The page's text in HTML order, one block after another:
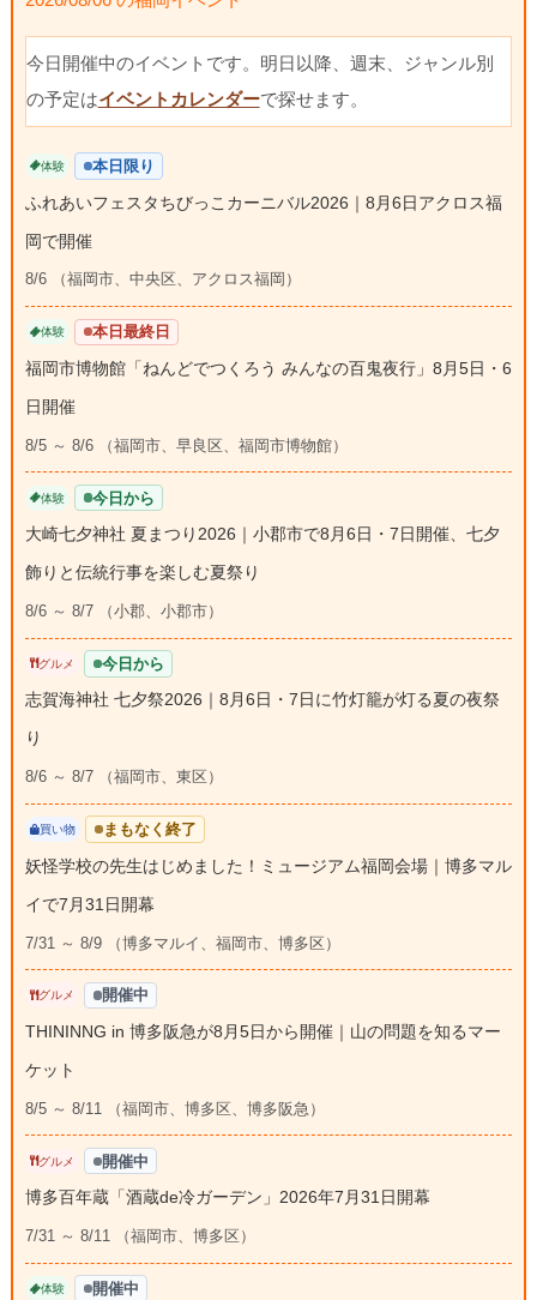
今日開催中のイベントです。明日以降、週末、ジャンル別
の予定はイベントカレンダーで探せます。
体験 本日限り
ふれあいフェスタちびっこカーニバル2026｜8月6日アクロス福
岡で開催
8/6 （福岡市、中央区、アクロス福岡）
体験 本日最終日
福岡市博物館「ねんどでつくろう みんなの百鬼夜行」8月5日・6
日開催
8/5 ～ 8/6 （福岡市、早良区、福岡市博物館）
体験 今日から
大崎七夕神社 夏まつり2026｜小郡市で8月6日・7日開催、七夕
飾りと伝統行事を楽しむ夏祭り
8/6 ～ 8/7 （小郡、小郡市）
グルメ 今日から
志賀海神社 七夕祭2026｜8月6日・7日に竹灯籠が灯る夏の夜祭
り
8/6 ～ 8/7 （福岡市、東区）
買い物 まもなく終了
妖怪学校の先生はじめました！ミュージアム福岡会場｜博多マル
イで7月31日開幕
7/31 ～ 8/9 （博多マルイ、福岡市、博多区）
グルメ 開催中
THININNG in 博多阪急が8月5日から開催｜山の問題を知るマー
ケット
8/5 ～ 8/11 （福岡市、博多区、博多阪急）
グルメ 開催中
博多百年蔵「酒蔵de冷ガーデン」2026年7月31日開幕
7/31 ～ 8/11 （福岡市、博多区）
体験 開催中